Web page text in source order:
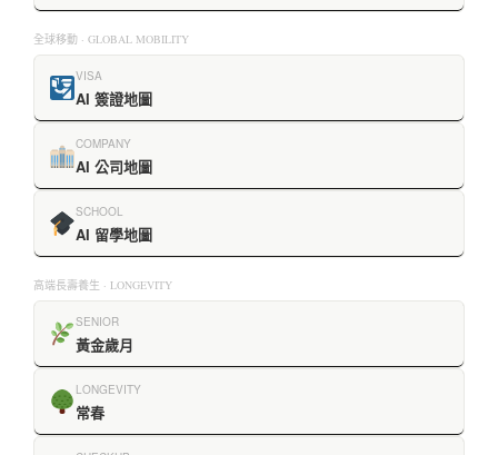
全球移動 · GLOBAL MOBILITY
VISA
AI 簽證地圖
COMPANY
AI 公司地圖
SCHOOL
AI 留學地圖
高端長壽養生 · LONGEVITY
SENIOR
黃金歲月
LONGEVITY
常春